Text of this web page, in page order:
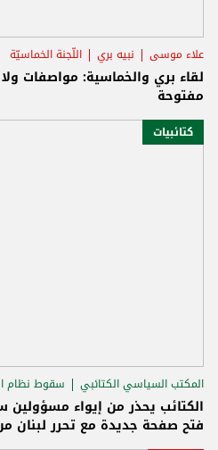
علاء موسى نبيه بري اللّجنة الخماسيّة
لقاء بري والخماسية: مواصفات
مفتوحة
كتائبيات
المكتب السياسي الكتائبي سقوط نظام
الكتائب يحذر من إيواء
فتح صفحة جديدة مع تحرر لبنان من